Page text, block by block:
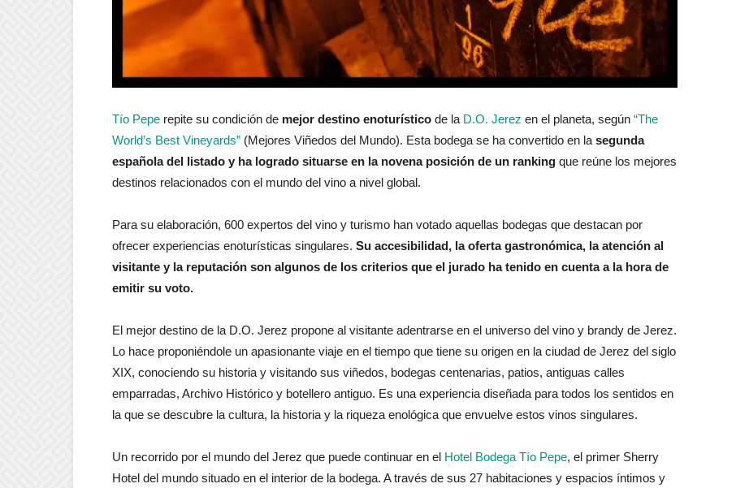
Tío Pepe repite su condición de mejor destino enoturístico de la D.O. Jerez en el planeta, según “The
World’s Best Vineyards” (Mejores Viñedos del Mundo). Esta bodega se ha convertido en la segunda
española del listado y ha logrado situarse en la novena posición de un ranking que reúne los mejores
destinos relacionados con el mundo del vino a nivel global.
Para su elaboración, 600 expertos del vino y turismo han votado aquellas bodegas que destacan por
ofrecer experiencias enoturísticas singulares. Su accesibilidad, la oferta gastronómica, la atención al
visitante y la reputación son algunos de los criterios que el jurado ha tenido en cuenta a la hora de
emitir su voto.
El mejor destino de la D.O. Jerez propone al visitante adentrarse en el universo del vino y brandy de Jerez.
Lo hace proponiéndole un apasionante viaje en el tiempo que tiene su origen en la ciudad de Jerez del siglo
XIX, conociendo su historia y visitando sus viñedos, bodegas centenarias, patios, antiguas calles
emparradas, Archivo Histórico y botellero antiguo. Es una experiencia diseñada para todos los sentidos en
la que se descubre la cultura, la historia y la riqueza enológica que envuelve estos vinos singulares.
Un recorrido por el mundo del Jerez que puede continuar en el Hotel Bodega Tío Pepe, el primer Sherry
Hotel del mundo situado en el interior de la bodega. A través de sus 27 habitaciones y espacios íntimos y